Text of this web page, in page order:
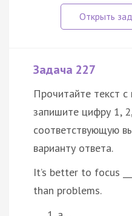
Задача 227
Прочитайте текст
запишите цифру 1,
соответствующую
варианту ответа.
It’s better to focus
than problems.